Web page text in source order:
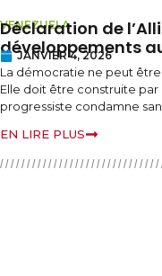
VENEZUELA
Déclaration de
développements
JANVIER 4, 2026
La démocratie ne peut
Elle doit être construite par
progressiste condamne
EN LIRE PLUS